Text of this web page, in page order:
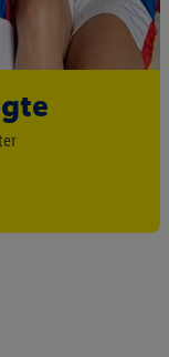
in het kader
waarin u
product in de
maar het niet te
Lidl-
van uw
Criteo